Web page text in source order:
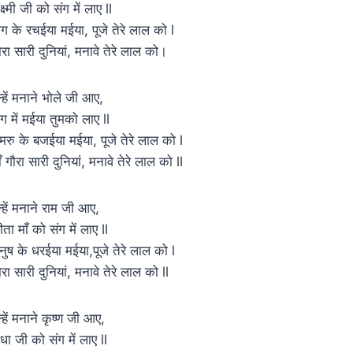
जी को संग में लाए ll
के रचईया मईया, पूजे तेरे लाल को l
सारी दुनियां, मनावे तेरे लाल को।
मनाने भोले जी आए,
में मईया तुमको लाए ll
के बजईया मईया, पूजे तेरे लाल को l
गौरा सारी दुनियां, मनावे तेरे लाल को ll
मनाने राम जी आए,
माँ को संग में लाए ll
के धरईया मईया,पूजे तेरे लाल को l
सारी दुनियां, मनावे तेरे लाल को ll
मनाने कृष्ण जी आए,
जी को संग में लाए ll